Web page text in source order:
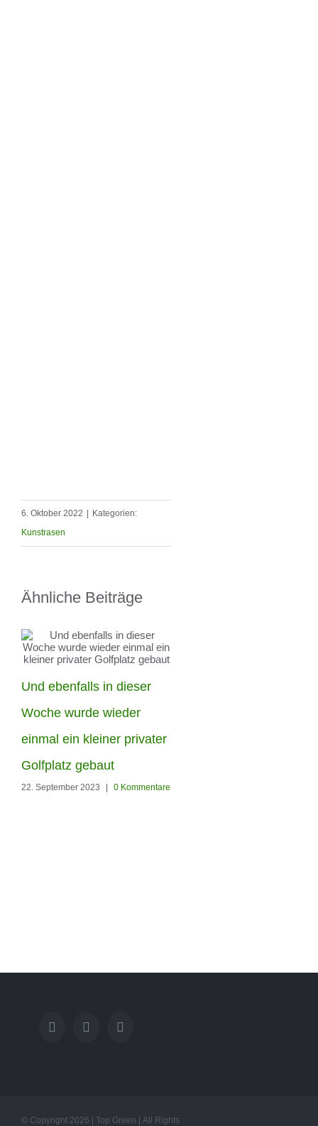
6. Oktober 2022
Kategorien:
Kunstrasen
Ähnliche Beiträge
Und ebenfalls in dieser
Woche wurde wieder
einmal ein kleiner privater
Golfplatz gebaut
22. September 2023 0 Kommentare
© Copyright 2026 | Top Green | All Rights